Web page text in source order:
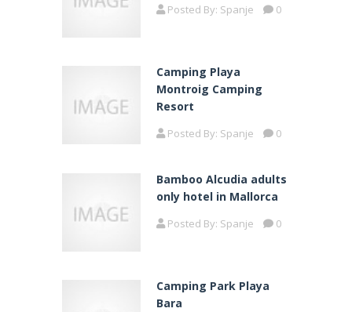
Posted By: Spanje 0
Camping Playa
Montroig Camping
Resort
Posted By: Spanje 0
Bamboo Alcudia adults
only hotel in Mallorca
Posted By: Spanje 0
Camping Park Playa
Bara